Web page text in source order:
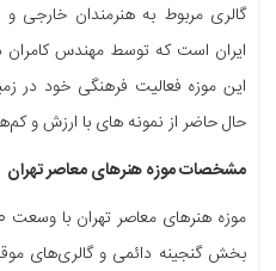
ایران است که توسط مهندس کامران
این موزه فعالیت فرهنگی خود در
حال حاضر از نمونه های با ارزش و
مشخصات موزه هنرهای معاصر تهران
بخش گنجینه دائمی و گالری‌های